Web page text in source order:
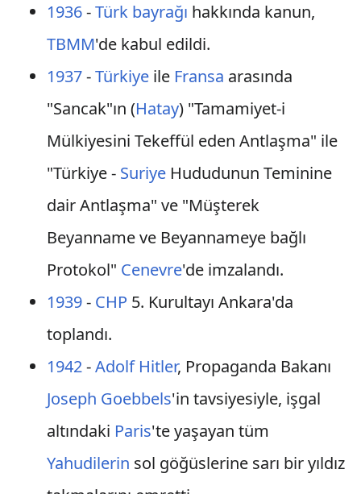
1936-Türk bayrağı hakkında kanun,
TBMM'de kabul edildi.
1937-Türkiyeile Fransa arasında
"Sancak"ın (Hatay) "Tamamiyet-i
Mülkiyesini Tekeffül eden Antlaşma" ile
"Türkiye - SuriyeHududunun Teminine
dair Antlaşma" ve "Müşterek
Beyanname ve Beyannameye bağlı
Protokol" Cenevre'de imzalandı.
1939- CHP 5. Kurultayı Ankara'da
toplandı.
1942-Adolf Hitler, Propaganda Bakanı
Joseph Goebbels'in tavsiyesiyle, işgal
altındaki Paris'te yaşayan tüm
Yahudilerin sol göğüslerine sarı bir yıldız